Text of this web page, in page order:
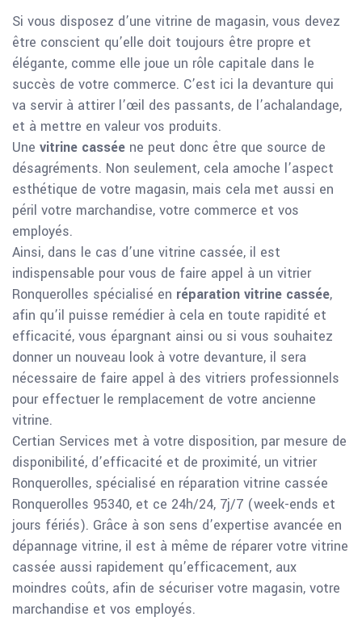
Si vous disposez d’une vitrine de magasin, vous devez
être conscient qu’elle doit toujours être propre et
élégante, comme elle joue un rôle capitale dans le
succès de votre commerce. C’est ici la devanture qui
va servir à attirer l’œil des passants, de l’achalandage,
et à mettre en valeur vos produits.
Une vitrine cassée ne peut donc être que source de
désagréments. Non seulement, cela amoche l’aspect
esthétique de votre magasin, mais cela met aussi en
péril votre marchandise, votre commerce et vos
employés.
Ainsi, dans le cas d’une vitrine cassée, il est
indispensable pour vous de faire appel à un vitrier
Ronquerolles spécialisé en réparation vitrine cassée,
afin qu’il puisse remédier à cela en toute rapidité et
efficacité, vous épargnant ainsi ou si vous souhaitez
donner un nouveau look à votre devanture, il sera
nécessaire de faire appel à des vitriers professionnels
pour effectuer le remplacement de votre ancienne
vitrine.
Certian Services met à votre disposition, par mesure de
disponibilité, d’efficacité et de proximité, un vitrier
Ronquerolles, spécialisé en réparation vitrine cassée
Ronquerolles 95340, et ce 24h/24, 7j/7 (week-ends et
jours fériés). Grâce à son sens d’expertise avancée en
dépannage vitrine, il est à même de réparer votre vitrine
cassée aussi rapidement qu’efficacement, aux
moindres coûts, afin de sécuriser votre magasin, votre
marchandise et vos employés.